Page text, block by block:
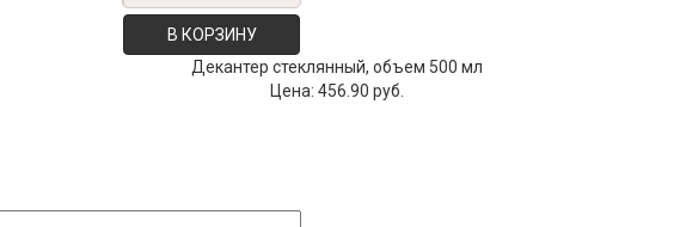
В КОРЗИНУ
Декантер стеклянный, объем 500 мл
Цена: 456.90 руб.